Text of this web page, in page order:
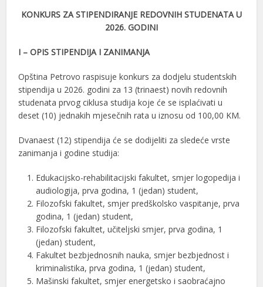
KONKURS ZA STIPENDIRANJE REDOVNIH STUDENATA U
2026. GODINI
I – OPIS STIPENDIJA I ZANIMANJA
Opština Petrovo raspisuje konkurs za dodjelu studentskih
stipendija u 2026. godini za 13 (trinaest) novih redovnih
studenata prvog ciklusa studija koje će se isplaćivati u
deset (10) jednakih mjesečnih rata u iznosu od 100,00 KM.
Dvanaest (12) stipendija će se dodijeliti za sledeće vrste
zanimanja i godine studija:
Edukacijsko-rehabilitacijski fakultet, smjer logopedija i
audiologija, prva godina, 1 (jedan) student,
Filozofski fakultet, smjer predškolsko vaspitanje, prva
godina, 1 (jedan) student,
Filozofski fakultet, učiteljski smjer, prva godina, 1
(jedan) student,
Fakultet bezbjednosnih nauka, smjer bezbjednost i
kriminalistika, prva godina, 1 (jedan) student,
Mašinski fakultet, smjer energetsko i saobraćajno